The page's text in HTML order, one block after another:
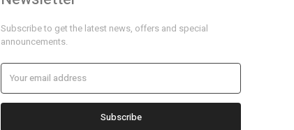
Subscribe to get the latest news, offers and special
announcements.
Subscribe